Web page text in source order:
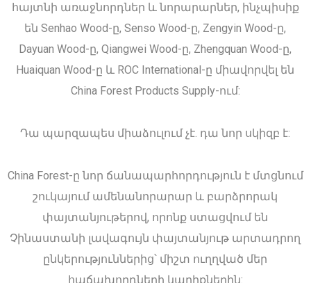
հայտնի առաջնորդներ և նորարարներ, ինչպիսիք
են Senhao Wood-ը, Senso Wood-ը, Zengyin Wood-ը,
Dayuan Wood-ը, Qiangwei Wood-ը, Zhengquan Wood-ը,
Huaiquan Wood-ը և ROC International-ը միավորվել են
China Forest Products Supply-ում:
Դա պարզապես միաձուլում չէ. դա նոր սկիզբ է:
China Forest-ը նոր ճանապարհորդություն է մտցնում
շուկայում ամենանորարար և բարձրորակ
փայտանյութերով, որոնք ստացվում են
Չինաստանի լավագույն փայտանյութ արտադրող
ընկերություններից՝ միշտ ուղղված մեր
հաճախորդների կարիքներին: